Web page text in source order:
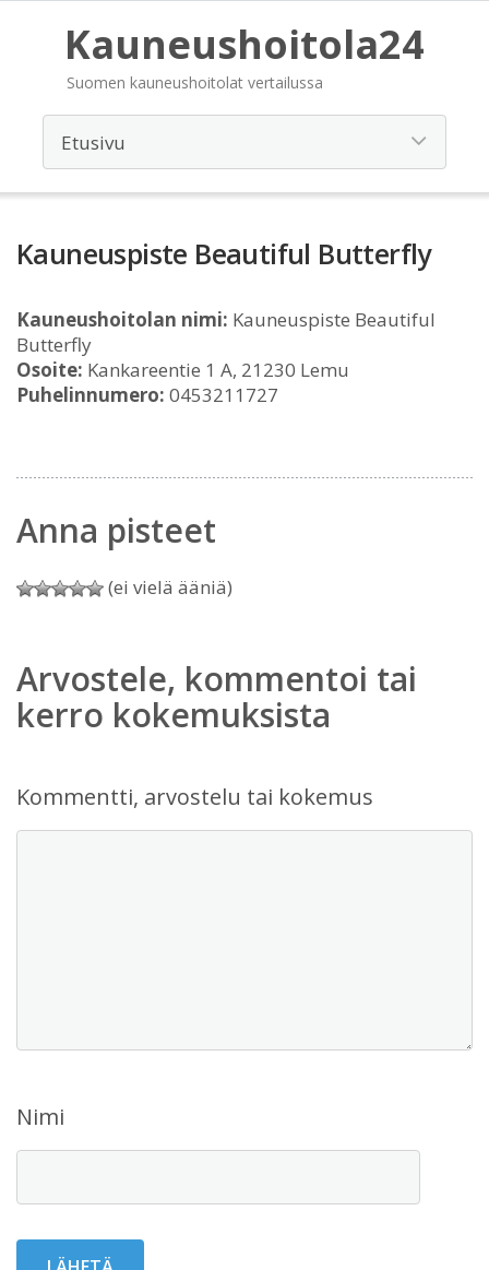
Kauneushoitola24
Suomen kauneushoitolat vertailussa
Kauneuspiste Beautiful Butterfly
Kauneushoitolan nimi: Kauneuspiste Beautiful
Butterfly
Osoite: Kankareentie 1 A, 21230 Lemu
Puhelinnumero: 0453211727
Anna pisteet
(ei vielä ääniä)
Arvostele, kommentoi tai
kerro kokemuksista
Kommentti, arvostelu tai kokemus
Nimi